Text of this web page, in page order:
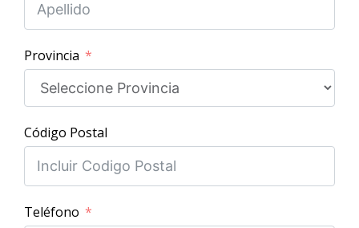
Provincia
Código Postal
Teléfono